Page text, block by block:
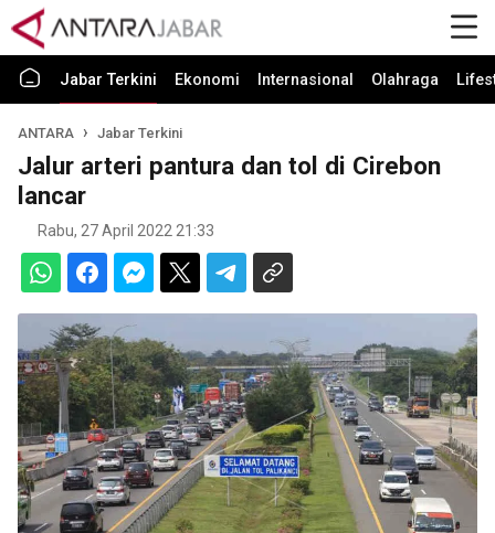
Jabar Terkini Ekonomi Internasional Olahraga
ANTARA Jabar Terkini
Jalur arteri pantura dan tol di Cirebon
lancar
Rabu, 27 April 2022 21:33